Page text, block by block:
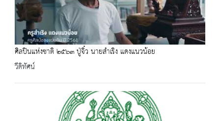
ศิลปินแห่งชาติ ๒๕๖๓ ปู่จิ๋ว นายสำเริง แดงแนวน้อย
วีดิทัศน์